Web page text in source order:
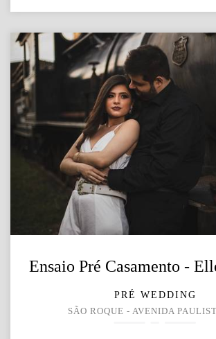
Ensaio Pré Casamento -
PRÉ WEDDING
SÃO ROQUE - AVENIDA